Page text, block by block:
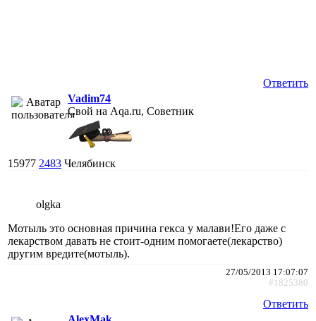
Ответить
Vadim74
Свой на Aqa.ru, Советник
15977 2483 Челябинск
olgka
Мотыль это основная причина гекса у малави!Его даже с
лекарством давать не стоит-одним помогаете(лекарство)
другим вредите(мотыль).
27/05/2013 17:07:07
#1825380
Ответить